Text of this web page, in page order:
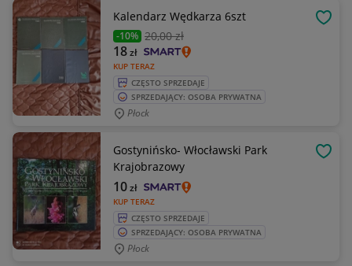
Kalendarz Wędkarza 6szt
-10% 20,00 zł
KUP TERAZ
18zł
CZĘSTO SPRZEDAJE
SPRZEDAJĄCY: OSOBA PRYWATNA
Płock
Gostynińsko- Włocławski Park
Krajobrazowy
KUP TERAZ
10zł
CZĘSTO SPRZEDAJE
SPRZEDAJĄCY: OSOBA PRYWATNA
Płock